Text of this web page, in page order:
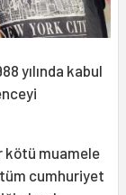
yılında kabul
kötü muamele
cumhuriyet